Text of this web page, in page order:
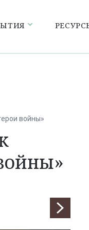
войны»